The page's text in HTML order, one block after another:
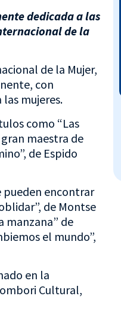
dedicada a las
de la
de la Mujer,
con
mujeres.
como “Las
gran maestra de
de Espido
pueden encontrar
de Montse
manzana” de
el mundo”,
en la
Cultural,